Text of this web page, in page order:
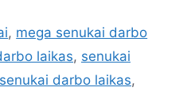
, mega senukai darbo
laikas, senukai
senukai darbo laikas,